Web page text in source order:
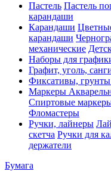
Пастель Пастель
карандаши
Карандаши
карандаши
механические
Наборы для
Графит, уголь,
Фиксативы, грунты
Маркеры
Спиртовые
Фломастеры
Ручки, лайнеры
скетча Ручки для
держатели
Бумага